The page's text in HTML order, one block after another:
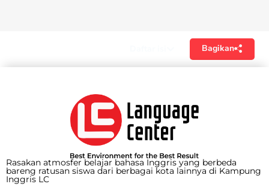
Bagikan
Rasakan atmosfer belajar bahasa Inggris yang berbeda
bareng ratusan siswa dari berbagai kota lainnya di Kampung
Inggris LC